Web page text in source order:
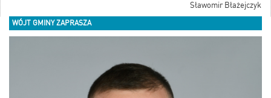
Sławomir Błażejczyk
WÓJT GMINY ZAPRASZA